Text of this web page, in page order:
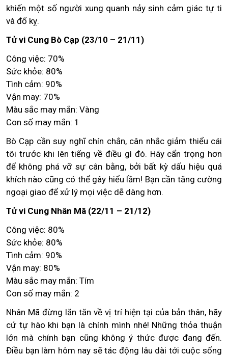
khiến một số người xung quanh nảy sinh cảm giác tự ti
và đố kỵ.
Tử vi Cung Bò Cạp (23/10 – 21/11)
Công việc: 70%
Sức khỏe: 80%
Tình cảm: 90%
Vận may: 70%
Màu sắc may mắn: Vàng
Con số may mắn: 1
Bò Cạp cần suy nghĩ chín chắn, cân nhắc giảm thiểu cái
tôi trước khi lên tiếng về điều gì đó. Hãy cẩn trọng hơn
để không phá vỡ sự cân bằng, bởi bất kỳ dấu hiệu quá
khích nào cũng có thể gây hiểu lầm! Bạn cần tăng cường
ngoại giao để xử lý mọi việc dễ dàng hơn.
Tử vi Cung Nhân Mã (22/11 – 21/12)
Công việc: 80%
Sức khỏe: 80%
Tình cảm: 90%
Vận may: 80%
Màu sắc may mắn: Tím
Con số may mắn: 2
Nhân Mã đừng lăn tăn về vị trí hiện tại của bản thân, hãy
cứ tự hào khi bạn là chính mình nhé! Những thỏa thuận
lớn mà chính bạn cũng không ý thức được đang đến.
Điều bạn làm hôm nay sẽ tác động lâu dài tới cuộc sống